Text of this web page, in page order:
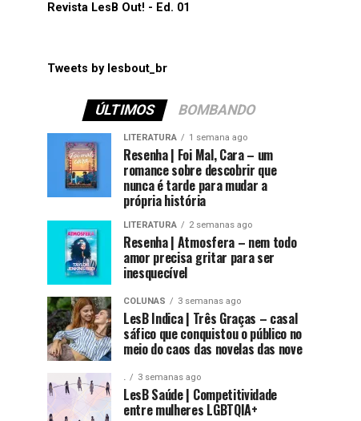
Revista LesB Out! - Ed. 01
Tweets by lesbout_br
ÚLTIMOS BOMBANDO
LITERATURA 1 semana ago
Resenha | Foi Mal, Cara – um
romance sobre descobrir que
nunca é tarde para mudar a
própria história
LITERATURA 2 semanas ago
Resenha | Atmosfera – nem todo
amor precisa gritar para ser
inesquecível
COLUNAS 3 semanas ago
LesB Indica | Três Graças – casal
sáfico que conquistou o público no
meio do caos das novelas das nove
. 3 semanas ago
LesB Saúde | Competitividade
entre mulheres LGBTQIA+